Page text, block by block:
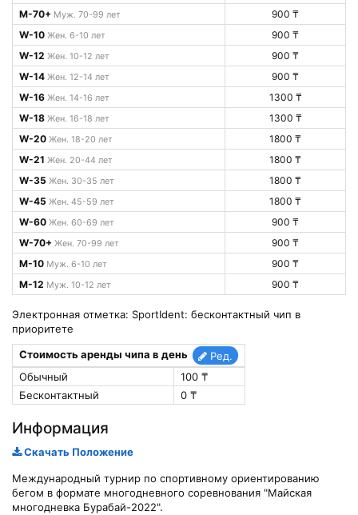
M-70+ Муж. 70-99 лет
900 ₸
W-10 Жен. 6-10 лет
900 ₸
W-12 Жен. 10-12 лет
900 ₸
W-14 Жен. 12-14 лет
900 ₸
W-16 Жен. 14-16 лет
1300 ₸
W-18 Жен. 16-18 лет
1300 ₸
W-20 Жен. 18-20 лет
1800 ₸
W-21 Жен. 20-44 лет
1800 ₸
W-35 Жен. 30-35 лет
1800 ₸
W-45 Жен. 45-59 лет
1800 ₸
W-60 Жен. 60-69 лет
900 ₸
W-70+ Жен. 70-99 лет
900 ₸
М-10 Муж. 6-10 лет
900 ₸
М-12 Муж. 10-12 лет 900 ₸
Электронная отметка: SportIdent: бесконтактный чип в
приоритете
Стоимость аренды чипа в день
Ред.
Обычный
100 ₸
Бесконтактный
0 ₸
Информация
Скачать Положение
Международный турнир по спортивному ориентированию
бегом в формате многодневного соревнования "Майская
многодневка Бурабай-2022".